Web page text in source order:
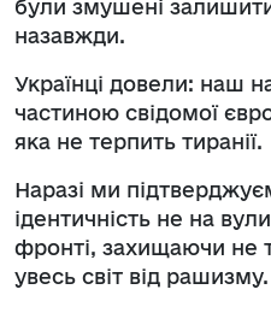
були змушені
назавжди.
Українці довели: наш
частиною свідомої
яка не терпить тиранії.
Наразі ми
ідентичність не на
фронті, захищаючи не
увесь світ від рашизму.